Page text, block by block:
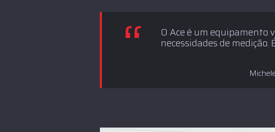
O Ace é um equipamento
necessidades de